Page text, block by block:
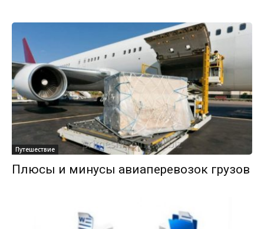
Путешествие
Плюсы и минусы авиаперевозок грузов